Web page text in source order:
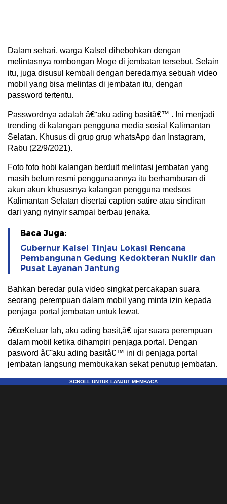
Dalam sehari, warga Kalsel dihebohkan dengan
melintasnya rombongan Moge di jembatan tersebut. Selain
itu, juga disusul kembali dengan beredarnya sebuah video
mobil yang bisa melintas di jembatan itu, dengan
password tertentu.
Passwordnya adalah â€˜aku ading basitâ€™ . Ini menjadi
trending di kalangan pengguna media sosial Kalimantan
Selatan. Khusus di grup grup whatsApp dan Instagram,
Rabu (22/9/2021).
Foto foto hobi kalangan berduit melintasi jembatan yang
masih belum resmi penggunaannya itu berhamburan di
akun akun khususnya kalangan pengguna medsos
Kalimantan Selatan disertai caption satire atau sindiran
dari yang nyinyir sampai berbau jenaka.
Baca Juga:
Gubernur Kalsel Tinjau Lokasi Rencana
Pembangunan Gedung Kedokteran Nuklir dan
Pusat Layanan Jantung
Bahkan beredar pula video singkat percakapan suara
seorang perempuan dalam mobil yang minta izin kepada
penjaga portal jembatan untuk lewat.
â€œKeluar lah, aku ading basit,â€ ujar suara perempuan
dalam mobil ketika dihampiri penjaga portal. Dengan
pasword â€˜aku ading basitâ€™ ini di penjaga portal
jembatan langsung membukakan sekat penutup jembatan.